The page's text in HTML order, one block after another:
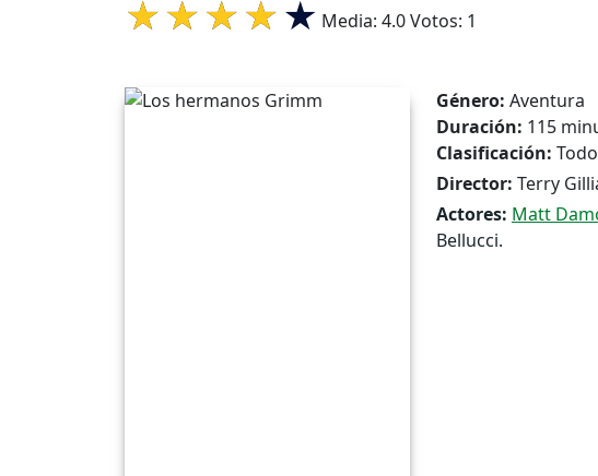
Media: 4.0Votos: 1
Género: Aventura
Duración: 115
Clasificación:
Director: Terry
Actores: Matt
Bellucci.